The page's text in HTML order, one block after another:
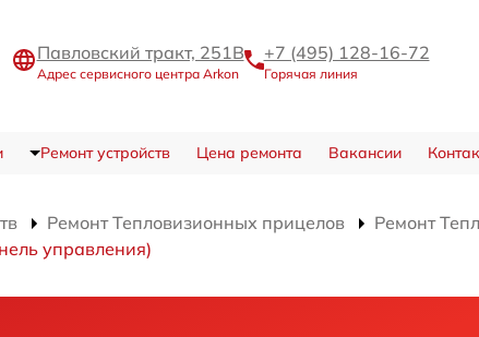
Павловский тракт, 251В
Адрес сервисного центра Arkon
+7 (495) 128-16-72
Горячая линия
Ремонт устройств Цена ремонта Вакансии
Ремонт Тепловизионных прицелов
Ремонт
управления)